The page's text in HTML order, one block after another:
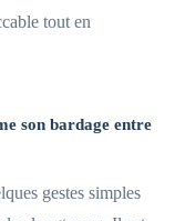
tout en
son bardage entre
gestes simples